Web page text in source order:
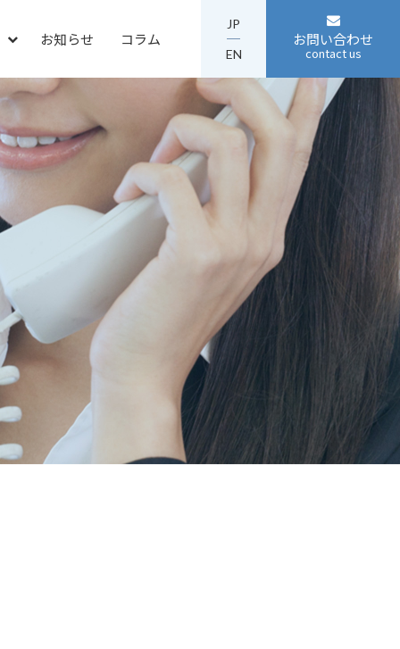
板金加工製品
機械加工
コンプライアンス
マネジメントフロー
会社案内ダウンロード
テクノロジー
採用FAQ
エントリー
用データ
お知らせ コラム
JP
EN
お問い合わせ